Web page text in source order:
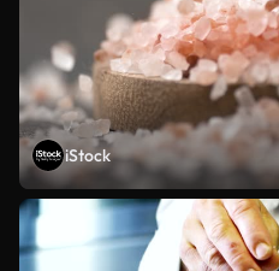
iStock